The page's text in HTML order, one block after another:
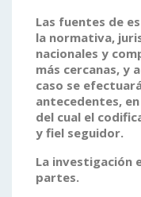
Las fuentes de
la normativa,
nacionales y
más cercanas, y
caso se
antecedentes,
del cual el
y fiel seguidor.
La investigación
partes.